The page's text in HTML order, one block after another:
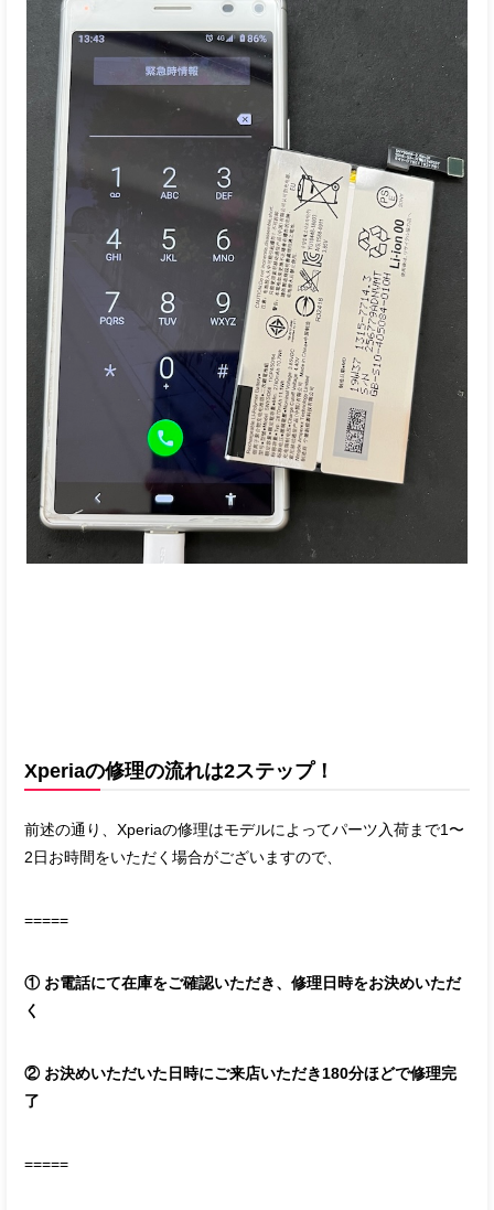
Xperiaの修理の流れは2ステップ！
前述の通り、Xperiaの修理はモデルによってパーツ入荷まで1〜
2日お時間をいただく場合がございますので、
=====
① お電話にて在庫をご確認いただき、修理日時をお決めいただ
く
② お決めいただいた日時にご来店いただき180分ほどで修理完
了
=====